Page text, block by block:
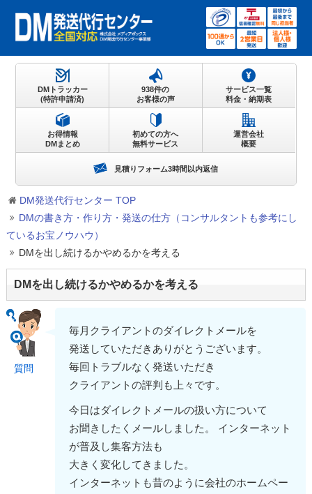
DM発送代行センター TOP
DMの書き方・作り方・発送の仕方（コンサルタントも参考にし
ているお宝ノウハウ）
DMを出し続けるかやめるかを考える
DMを出し続けるかやめるかを考える
質問
毎月クライアントのダイレクトメールを
発送していただきありがとうございます。
毎回トラブルなく発送いただき
クライアントの評判も上々です。
今日はダイレクトメールの扱い方について
お聞きしたくメールしました。 インターネット
が普及し集客方法も
大きく変化してきました。
インターネットも昔のように会社のホームペー
DMトラッカー
(特許申請済)
938件の
お客様の声
サービス一覧
料金・納期表
お得情報
DMまとめ
初めての方へ
無料サービス
運営会社
概要
見積りフォーム3時間以内返信